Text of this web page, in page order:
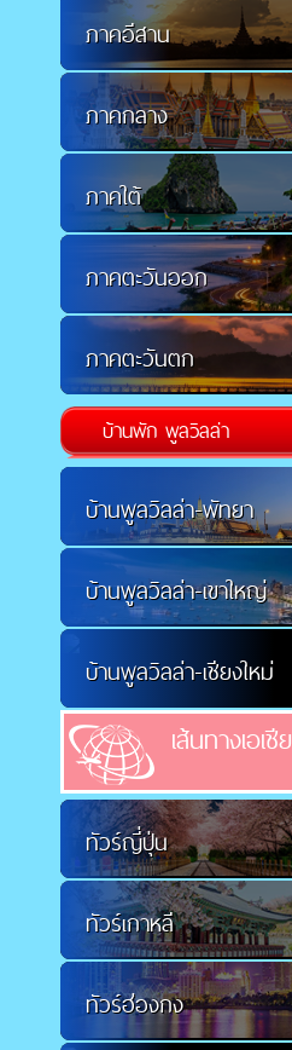
ภาคอีสาน
ภาคกลาง
ภาคใต้
ภาคตะวันออก
ภาคตะวันตก
บ้านพัก พูลวิลล่า
บ้านพูลวิลล่า-พัทยา
บ้านพูลวิลล่า-เขาใหญ่
บ้านพูลวิลล่า-เชียงใหม่
เส้นทางเอเชีย
ทัวร์ญี่ปุ่น
ทัวร์เกาหลี
ทัวร์ฮ่องกง